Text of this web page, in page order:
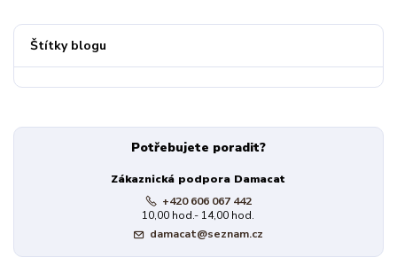
Štítky blogu
Potřebujete poradit?
Zákaznická podpora Damacat
+420 606 067 442
10,00 hod.- 14,00 hod.
damacat@seznam.cz